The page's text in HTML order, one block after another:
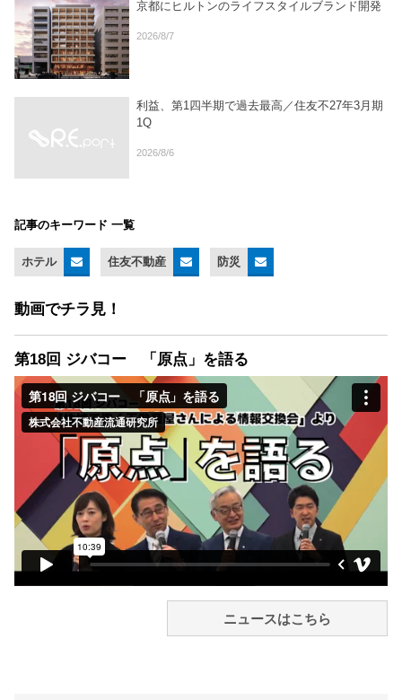
京都にヒルトンのライフスタイルブランド開発
2026/8/7
利益、第1四半期で過去最高／住友不27年3月期
1Q
2026/8/6
記事のキーワード 一覧
ホテル 住友不動産 防災
動画でチラ見！
第18回 ジバコー 「原点」を語る
ニュースはこちら